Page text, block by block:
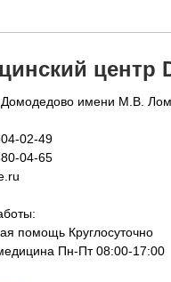
центр
Домодедово имени М.В.
02-49
04-65
помощь Круглосуточно
Пн-Пт 08:00-17:00